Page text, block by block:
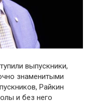
выпускники,
знаменитыми
Райкин
и без него